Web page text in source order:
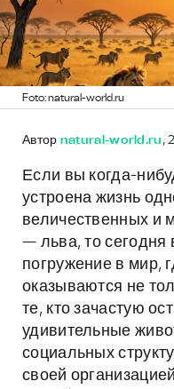
Foto: natural-world.ru
Автор natural-world.ru ,
Если вы когда-
устроена жизнь
величественных и
— льва, то сегодня
погружение в мир,
оказываются не
те, кто зачастую
удивительные
социальных
своей